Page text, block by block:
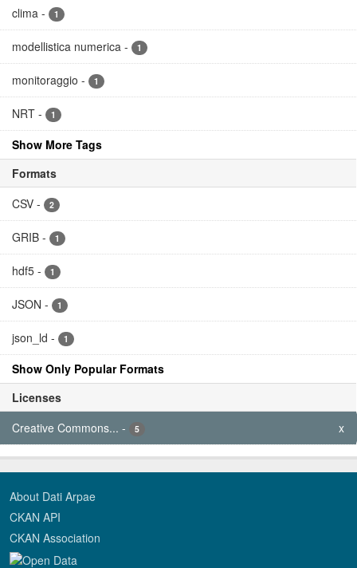
clima - 1
modellistica numerica - 1
monitoraggio - 1
NRT - 1
Show More Tags
Formats
CSV - 2
GRIB - 1
hdf5 - 1
JSON - 1
json_ld - 1
Show Only Popular Formats
Licenses
Creative Commons... - 5 x
About Dati Arpae
CKAN API
CKAN Association